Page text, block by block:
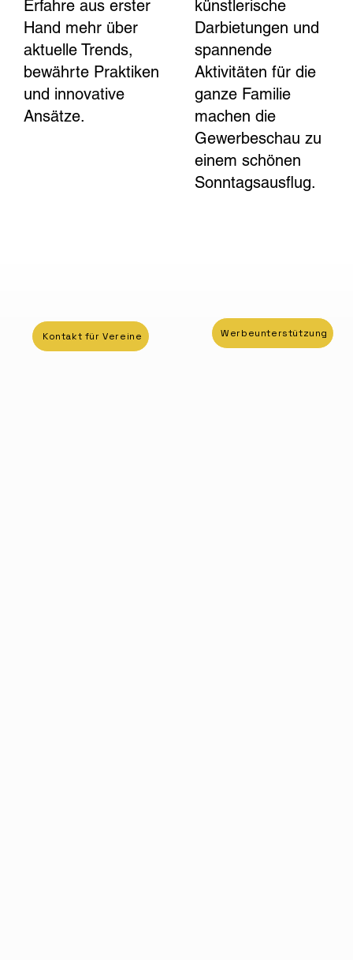
Erfahre aus erster
Hand mehr über
aktuelle Trends,
bewährte Praktiken
und innovative
Ansätze.
künstlerische
Darbietungen und
spannende
Aktivitäten für die
ganze Familie
machen die
Gewerbeschau zu
einem schönen
Sonntagsausflug.
Kontakt für Vereine Werbeunterstützung